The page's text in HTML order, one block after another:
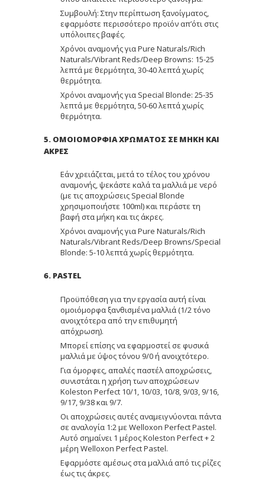
Συμβουλή: Στην περίπτωση ξανοίγματος,
εφαρμόστε περισσότερο προϊόν απ’ότι στις
υπόλοιπες βαφές.
Χρόνοι αναμονής για Pure Naturals/Rich
Naturals/Vibrant Reds/Deep Browns: 15-25
λεπτά με θερμότητα, 30-40 λεπτά χωρίς
θερμότητα.
Χρόνοι αναμονής για Special Blonde: 25-35
λεπτά με θερμότητα, 50-60 λεπτά χωρίς
θερμότητα.
5. ΟΜΟΙΟΜΟΡΦΙΑ ΧΡΩΜΑΤΟΣ ΣΕ ΜΗΚΗ ΚΑΙ
ΑΚΡΕΣ
Εάν χρειάζεται, μετά το τέλος του χρόνου
αναμονής, ψεκάστε καλά τα μαλλιά με νερό
(με τις αποχρώσεις Special Blonde
χρησιμοποιήστε 100ml) και περάστε τη
βαφή στα μήκη και τις άκρες.
Χρόνοι αναμονής για Pure Naturals/Rich
Naturals/Vibrant Reds/Deep Browns/Special
Blonde: 5-10 λεπτά χωρίς θερμότητα.
6. PASTEL
Προϋπόθεση για την εργασία αυτή είναι
ομοιόμορφα ξανθισμένα μαλλιά (1/2 τόνο
ανοιχτότερα από την επιθυμητή
απόχρωση).
Μπορεί επίσης να εφαρμοστεί σε φυσικά
μαλλιά με ύψος τόνου 9/0 ή ανοιχτότερο.
Για όμορφες, απαλές παστέλ αποχρώσεις,
συνιστάται η χρήση των αποχρώσεων
Koleston Perfect 10/1, 10/03, 10/8, 9/03, 9/16,
9/17, 9/38 και 9/7.
Οι αποχρώσεις αυτές αναμειγνύονται πάντα
σε αναλογία 1:2 με Welloxon Perfect Pastel.
Αυτό σημαίνει 1 μέρος Koleston Perfect + 2
μέρη Welloxon Perfect Pastel.
Εφαρμόστε αμέσως στα μαλλιά από τις ρίζες
έως τις άκρες.